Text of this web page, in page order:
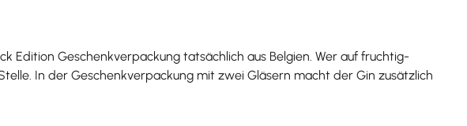
Edition Geschenkverpackung tatsächlich aus Belgien. Wer auf fruchtig-
In der Geschenkverpackung mit zwei Gläsern macht der Gin zusätzlich